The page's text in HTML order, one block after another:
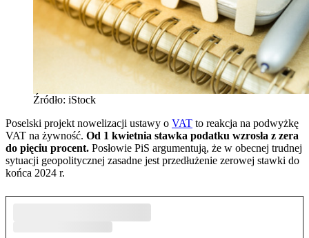
Źródło: iStock
Poselski projekt nowelizacji ustawy o VAT to reakcja na podwyżkę
VAT na żywność. Od 1 kwietnia stawka podatku wzrosła z zera
do pięciu procent. Posłowie PiS argumentują, że w obecnej trudnej
sytuacji geopolitycznej zasadne jest przedłużenie zerowej stawki do
końca 2024 r.